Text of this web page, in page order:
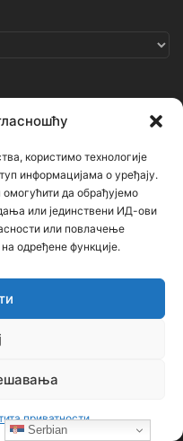
користимо технологије
информацијама о уређају.
да обрађујемо
или јединствени ИД-ови
или повлачење
одређене функције.
приватности
Принцип Геноцид
Serbian